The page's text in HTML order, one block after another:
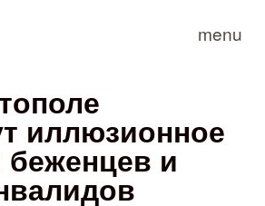
menu
иллюзионное
и